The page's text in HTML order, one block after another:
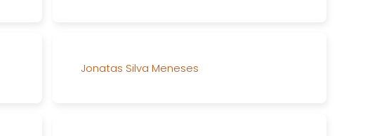
Jonatas Silva Meneses